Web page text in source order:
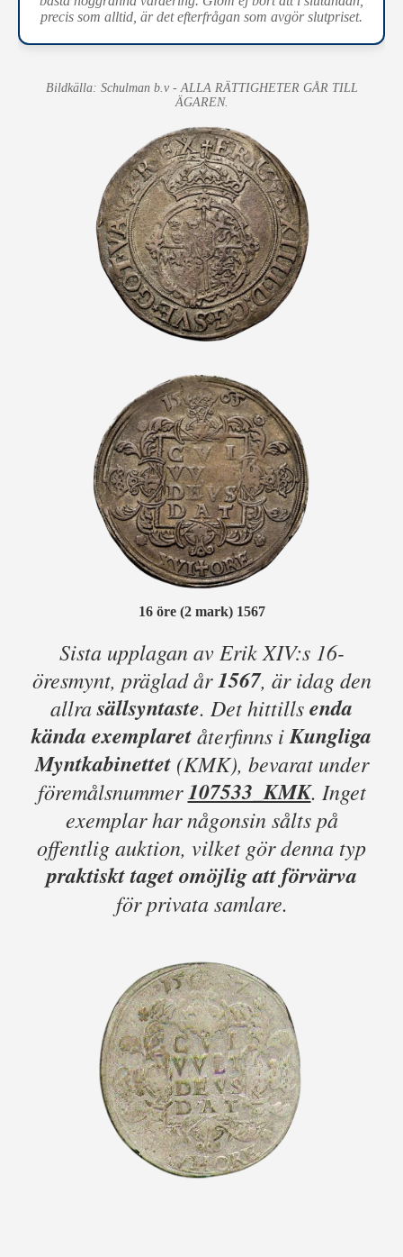
precis som alltid, är det efterfrågan som avgör slutpriset.
Bildkälla: Schulman b.v - ALLA RÄTTIGHETER GÅR TILL
ÄGAREN.
16 öre (2 mark) 1567
Sista upplagan av Erik XIV:s 16-
öresmynt, präglad år1567, är idag den
allrasällsyntaste. Det hittillsenda
kända exemplaretåterfinns iKungliga
Myntkabinettet(KMK), bevarat under
föremålsnummer107533_KMK. Inget
exemplar har någonsin sålts på
offentlig auktion, vilket gör denna typ
praktiskt taget omöjlig att förvärva
för privata samlare.